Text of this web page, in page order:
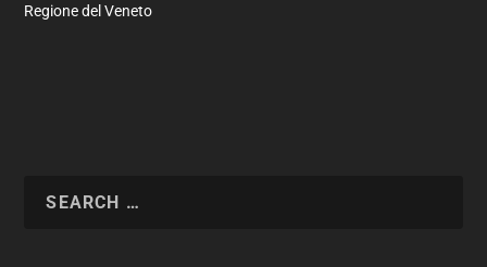
Regione del Veneto